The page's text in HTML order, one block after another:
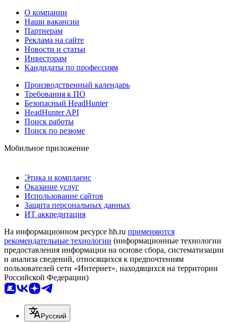
О компании
Наши вакансии
Партнерам
Реклама на сайте
Новости и статьи
Инвесторам
Кандидаты по профессиям
Производственный календарь
Требования к ПО
Безопасный HeadHunter
HeadHunter API
Поиск работы
Поиск по резюме
Мобильное приложение
Этика и комплаенс
Оказание услуг
Использование сайтов
Защита персональных данных
ИТ аккредитация
На информационном ресурсе hh.ru применяются
рекомендательные технологии (информационные технологии
предоставления информации на основе сбора, систематизации
и анализа сведений, относящихся к предпочтениям
пользователей сети «Интернет», находящихся на территории
Российской Федерации)
Русский